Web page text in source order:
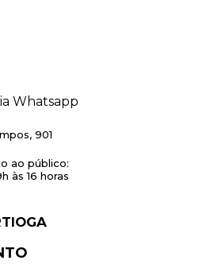
Whatsapp
901
ao público:
às 16 horas